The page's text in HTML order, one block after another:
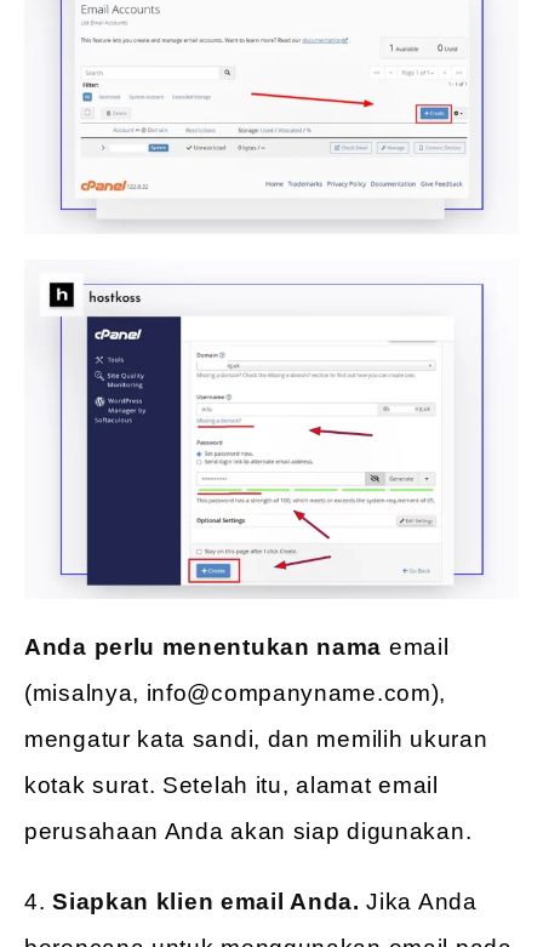
Anda perlu menentukan nama email
(misalnya, info@companyname.com),
mengatur kata sandi, dan memilih ukuran
kotak surat. Setelah itu, alamat email
perusahaan Anda akan siap digunakan.
4.Siapkan klien email Anda. Jika Anda